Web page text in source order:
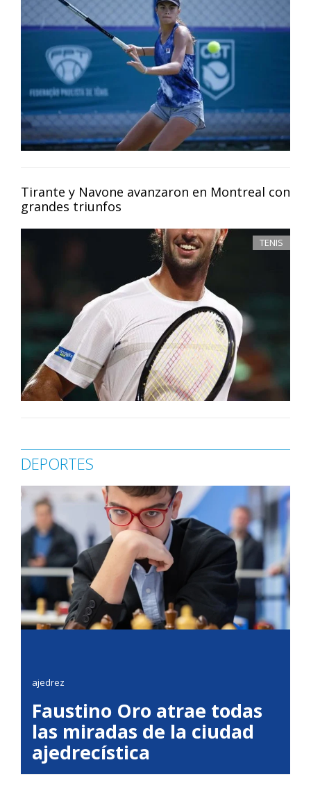
Tirante y Navone avanzaron en Montreal con
grandes triunfos
TENIS
DEPORTES
ajedrez
Faustino Oro atrae todas
las miradas de la ciudad
ajedrecística